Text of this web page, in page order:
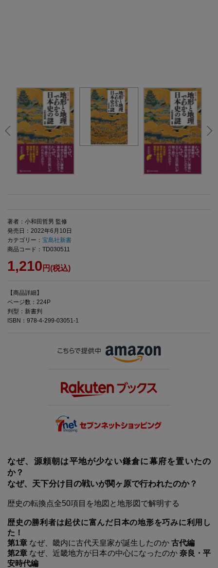
著者：小和田哲男 監修
発売日：2022年6月10日
カテゴリー： 宝島社新書
商品コード：TD030511
1,210 円(税込)
【商品詳細】
ページ数：224P
判型：新書判
ISBN：978-4-299-03051-1
なぜ、源頼朝は平地が少ない鎌倉に幕府を置いたの
か？
なぜ、天下分け目の戦いが関ヶ原で行われたのか？
歴史の転換点全50項目を地図と地形図で解明する
歴史の勝利者は起伏に富んだ日本の地形を巧みに利用し
た！
第1章 なぜ、畿内に古代天皇家が誕生したのか 古代編
第2章 なぜ、近畿地方が日本の中心になったのか 奈良・平
安時代編